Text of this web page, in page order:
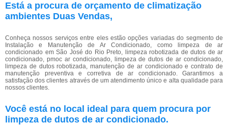
Está a procura de orçamento de climatização
ambientes Duas Vendas,
Conheça nossos serviços entre eles estão opções variadas do segmento de
Instalação e Manutenção de Ar Condicionado, como limpeza de ar
condicionado em São José do Rio Preto, limpeza robotizada de dutos de ar
condicionado, pmoc ar condicionado, limpeza de dutos de ar condicionado,
limpeza de dutos robotizada, manutenção de ar condicionado e contrato de
manutenção preventiva e corretiva de ar condicionado. Garantimos a
satisfação dos clientes através de um atendimento único e alta qualidade para
nossos clientes.
Você está no local ideal para quem procura por
limpeza de dutos de ar condicionado.